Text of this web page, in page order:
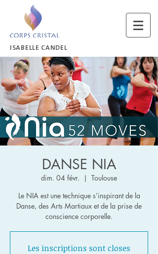
ISABELLE CANDEL
DANSE NIA
dim. 04 févr.
  |
Toulouse
Le NIA est une technique s’inspirant de la
Danse, des Arts Martiaux et de la prise de
conscience corporelle.
Les inscriptions sont closes